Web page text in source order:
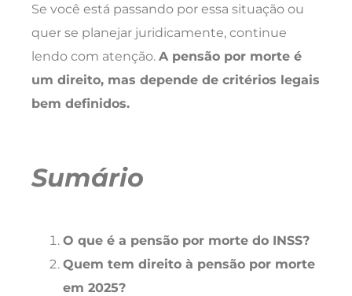
Se você está passando por essa situação ou
quer se planejar juridicamente, continue
lendo com atenção. A pensão por morte é
um direito, mas depende de critérios legais
bem definidos.
Sumário
O que é a pensão por morte do INSS?
Quem tem direito à pensão por morte
em 2025?